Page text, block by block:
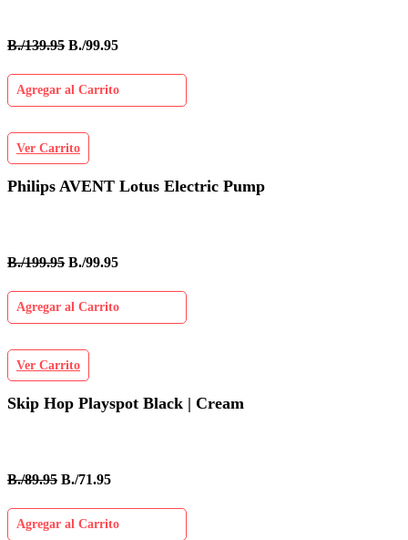
B./139.95 B./99.95
Agregar al Carrito
Ver Carrito
Philips AVENT Lotus Electric Pump
B./199.95 B./99.95
Agregar al Carrito
Ver Carrito
Skip Hop Playspot Black | Cream
B./89.95 B./71.95
Agregar al Carrito